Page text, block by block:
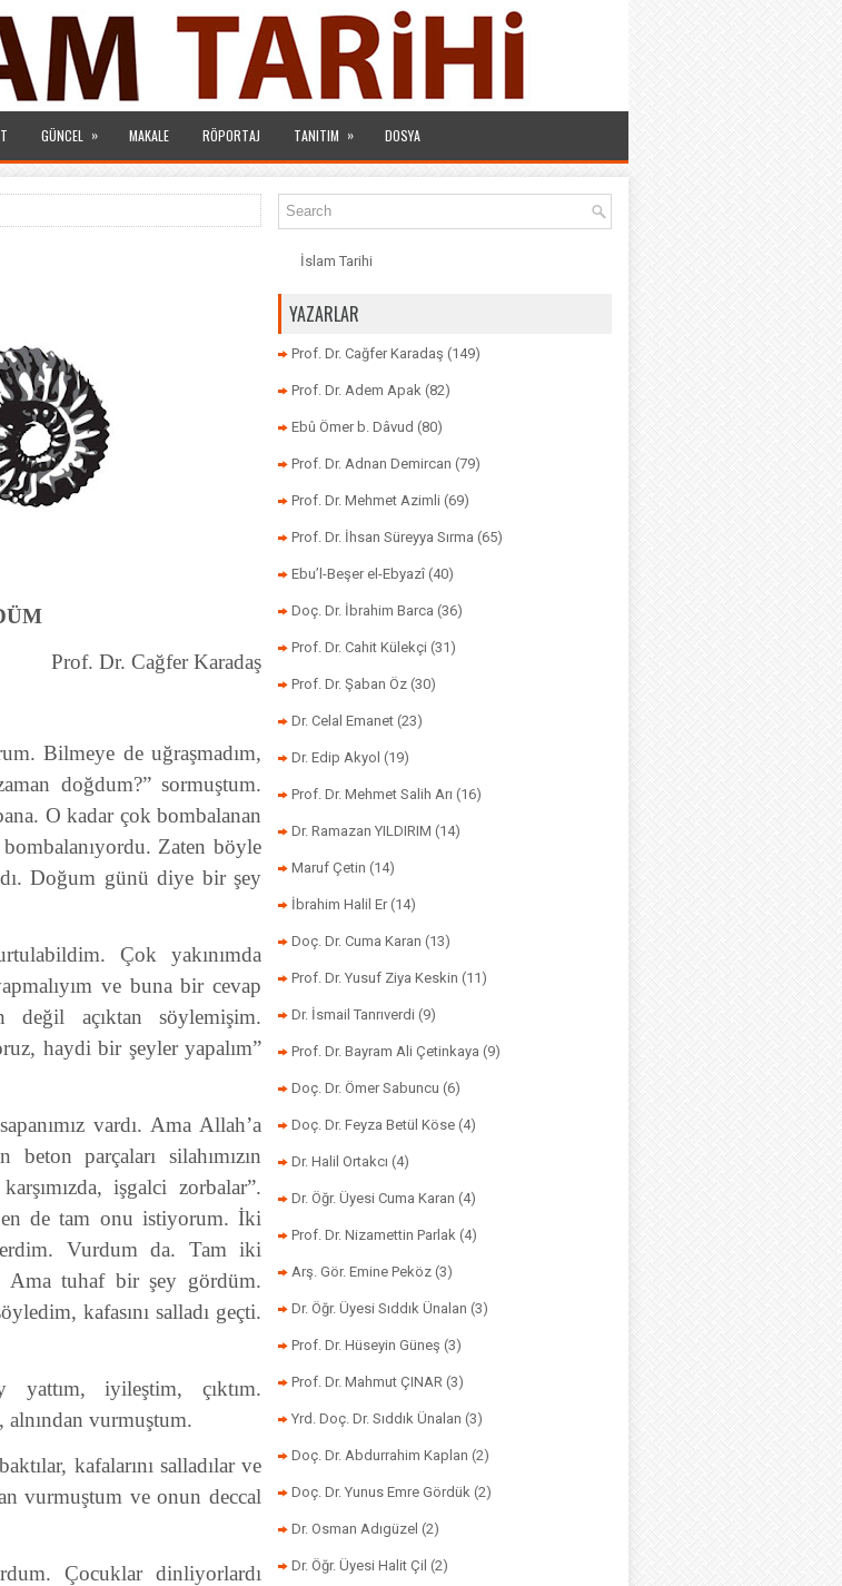
GÜNCEL » MAKALE RÖPORTAJ TANITIM » DOSYA
Prof. Dr. Cağfer Karadaş
Bilmeye de uğraşmadım,
doğdum?” sormuştum.
O kadar çok bombalanan
Zaten böyle
Doğum günü diye bir şey
Çok yakınımda
ve buna bir cevap
açıktan söylemişim.
haydi bir şeyler yapalım”
vardı. Ama Allah’a
beton parçaları silahımızın
işgalci zorbalar”.
de tam onu istiyorum. İki
Vurdum da. Tam iki
Ama tuhaf bir şey gördüm.
kafasını salladı geçti.
yattım, iyileştim, çıktım.
alnından vurmuştum.
kafalarını salladılar ve
vurmuştum ve onun deccal
Çocuklar dinliyorlardı
İslam Tarihi
YAZARLAR
Prof. Dr. Cağfer Karadaş (149)
Prof. Dr. Adem Apak (82)
Ebû Ömer b. Dâvud (80)
Prof. Dr. Adnan Demircan (79)
Prof. Dr. Mehmet Azimli (69)
Prof. Dr. İhsan Süreyya Sırma (65)
Ebu’l-Beşer el-Ebyazî (40)
Doç. Dr. İbrahim Barca (36)
Prof. Dr. Cahit Külekçi (31)
Prof. Dr. Şaban Öz (30)
Dr. Celal Emanet (23)
Dr. Edip Akyol (19)
Prof. Dr. Mehmet Salih Arı (16)
Dr. Ramazan YILDIRIM (14)
Maruf Çetin (14)
İbrahim Halil Er (14)
Doç. Dr. Cuma Karan (13)
Prof. Dr. Yusuf Ziya Keskin (11)
Dr. İsmail Tanrıverdi (9)
Prof. Dr. Bayram Ali Çetinkaya (9)
Doç. Dr. Ömer Sabuncu (6)
Doç. Dr. Feyza Betül Köse (4)
Dr. Halil Ortakcı (4)
Dr. Öğr. Üyesi Cuma Karan (4)
Prof. Dr. Nizamettin Parlak (4)
Arş. Gör. Emine Peköz (3)
Dr. Öğr. Üyesi Sıddık Ünalan (3)
Prof. Dr. Hüseyin Güneş (3)
Prof. Dr. Mahmut ÇINAR (3)
Yrd. Doç. Dr. Sıddık Ünalan (3)
Doç. Dr. Abdurrahim Kaplan (2)
Doç. Dr. Yunus Emre Gördük (2)
Dr. Osman Adıgüzel (2)
Dr. Öğr. Üyesi Halit Çil (2)